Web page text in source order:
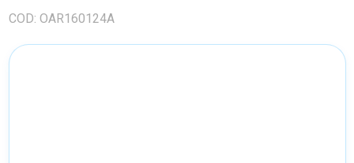
COD: OAR160124A